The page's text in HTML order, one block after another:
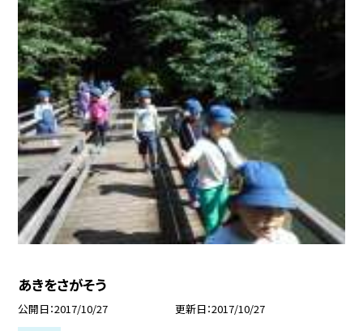
あきをさがそう
公開日 2017/10/27 更新日 2017/10/27